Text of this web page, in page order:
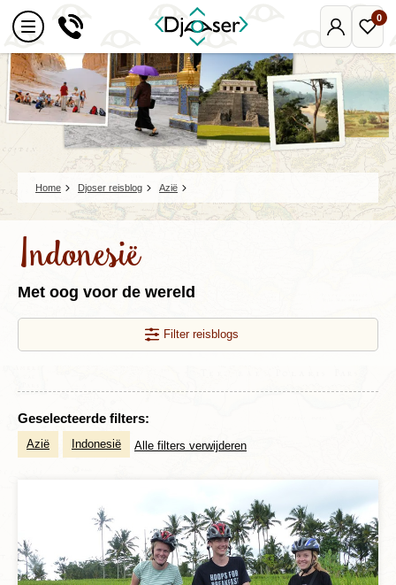
Mijn
Djoser
0
Home Djoser reisblog Azië
Indonesië
Met oog voor de wereld
Filter reisblogs
Geselecteerde filters:
Azië Indonesië Alle filters verwijderen